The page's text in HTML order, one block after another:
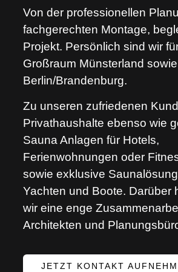
Von der professionellen
fachgerechten Montage,
Projekt. Persönlich sind wir
Großraum Münsterland
Berlin/Brandenburg.
Zu unseren zufriedenen
Privathaushalte ebenso wie
Sauna Anlagen für Hotels,
Ferienwohnungen oder
sowie exklusive
Yachten und Boote. Darüber
wir eine enge
Architekten und
JETZT KONTAKT